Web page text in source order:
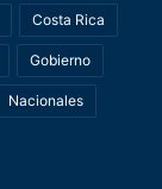
Costa Rica
Gobierno
Nacionales